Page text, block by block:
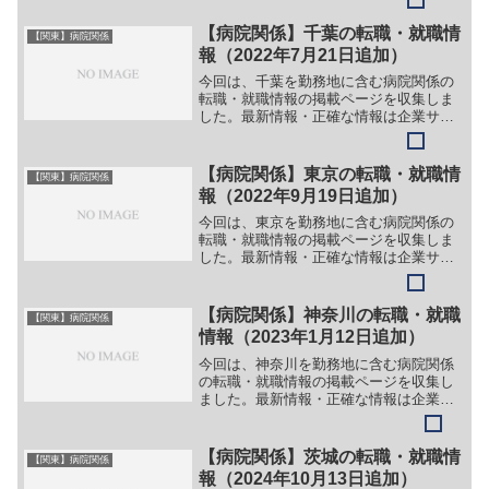
法人財団 明理会 鶴川サナトリウム病
院【職務】＞＞（１）医師（内科）＞＞
（２）医師（精神科）［常...
【関東】病院関係
【病院関係】千葉の転職・就職情
報（2022年7月21日追加）
今回は、千葉を勤務地に含む病院関係の
転職・就職情報の掲載ページを収集しま
した。最新情報・正確な情報は企業サイ
トでご確認ください。①【会社名】千葉
大学医学部附属病院【職務】［常勤］＞
＞（１）事務職員［常勤・育休代替］＞
＞（１）作業療法士＞＞（...
【関東】病院関係
【病院関係】東京の転職・就職情
報（2022年9月19日追加）
今回は、東京を勤務地に含む病院関係の
転職・就職情報の掲載ページを収集しま
した。最新情報・正確な情報は企業サイ
トでご確認ください。①【会社名】医療
法人社団 香雪会 香雪医院【職務】
［常勤］＞＞（１）医療事務［非常勤・
パート・アルバイト］＞＞（...
【関東】病院関係
【病院関係】神奈川の転職・就職
情報（2023年1月12日追加）
今回は、神奈川を勤務地に含む病院関係
の転職・就職情報の掲載ページを収集し
ました。最新情報・正確な情報は企業サ
イトでご確認ください。①【会社名】衣
笠病院グループ 社会福祉法人 日本医
療伝道会 総合病院 衣笠病院【職務】
［新卒］＞＞（１）看護師...
【関東】病院関係
【病院関係】茨城の転職・就職情
報（2024年10月13日追加）